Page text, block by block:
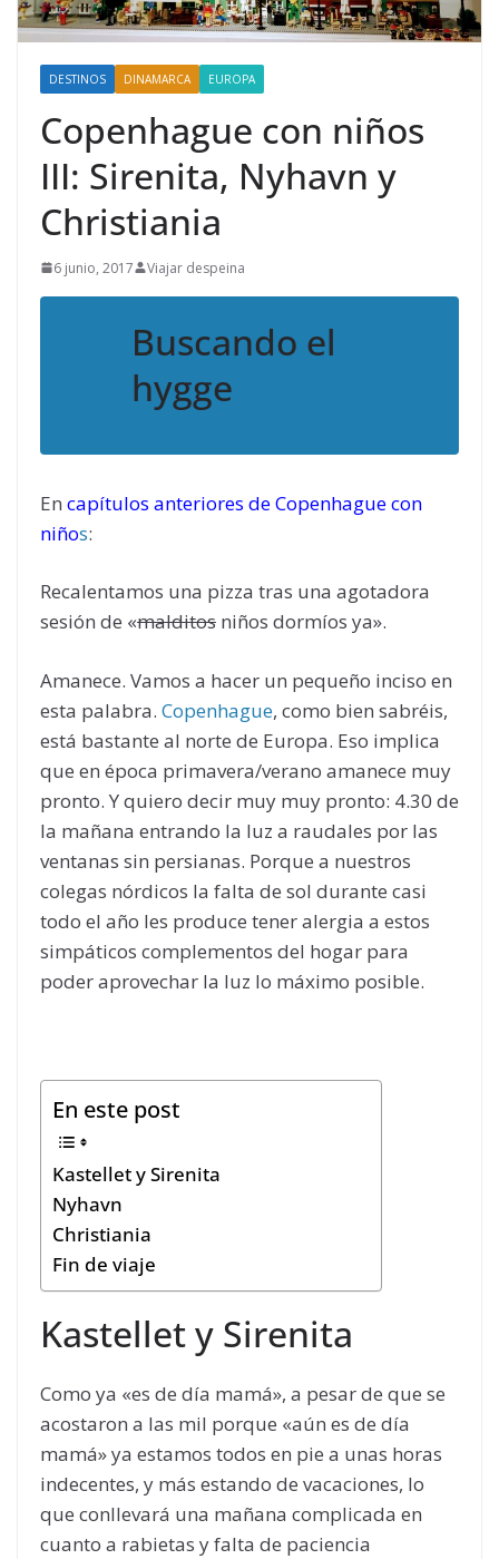
DESTINOS DINAMARCA EUROPA
Copenhague con niños
III: Sirenita, Nyhavn y
Christiania
6 junio, 2017 Viajar despeina
Buscando el
hygge
En capítulos anteriores de Copenhague con
niños:
Recalentamos una pizza tras una agotadora
sesión de «malditos niños dormíos ya».
Amanece. Vamos a hacer un pequeño inciso en
esta palabra. Copenhague, como bien sabréis,
está bastante al norte de Europa. Eso implica
que en época primavera/verano amanece muy
pronto. Y quiero decir muy muy pronto: 4.30 de
la mañana entrando la luz a raudales por las
ventanas sin persianas. Porque a nuestros
colegas nórdicos la falta de sol durante casi
todo el año les produce tener alergia a estos
simpáticos complementos del hogar para
poder aprovechar la luz lo máximo posible.
En este post
Kastellet y Sirenita
Nyhavn
Christiania
Fin de viaje
Kastellet y Sirenita
Como ya «es de día mamá», a pesar de que se
acostaron a las mil porque «aún es de día
mamá» ya estamos todos en pie a unas horas
indecentes, y más estando de vacaciones, lo
que conllevará una mañana complicada en
cuanto a rabietas y falta de paciencia